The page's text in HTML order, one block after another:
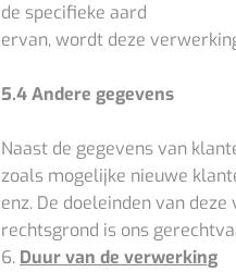
de specifieke aard
ervan, wordt deze
5.4 Andere gegevens
Naast de gegevens van
zoals mogelijke nieuwe
enz. De doeleinden van
rechtsgrond is ons
6. Duur van de verwerking